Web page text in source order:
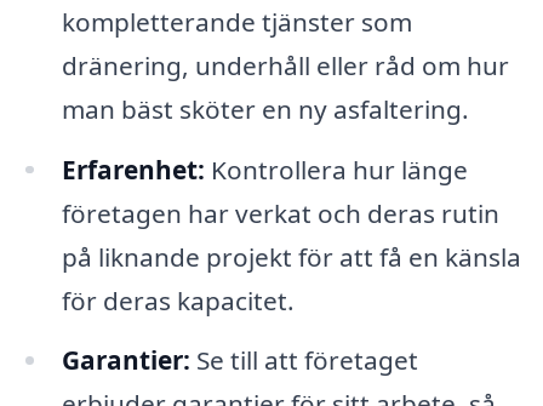
kompletterande tjänster som
dränering, underhåll eller råd om hur
man bäst sköter en ny asfaltering.
Erfarenhet: Kontrollera hur länge
företagen har verkat och deras rutin
på liknande projekt för att få en känsla
för deras kapacitet.
Garantier: Se till att företaget